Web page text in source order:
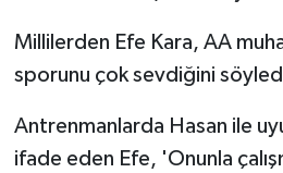
Millilerden Efe Kara, AA
sporunu çok sevdiğini
Antrenmanlarda Hasan ile
ifade eden Efe, 'Onunla